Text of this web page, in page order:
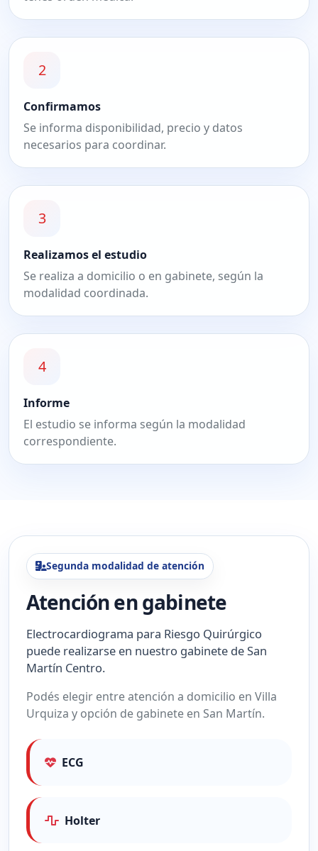
2
Confirmamos
Se informa disponibilidad, precio y datos
necesarios para coordinar.
3
Realizamos el estudio
Se realiza a domicilio o en gabinete, según la
modalidad coordinada.
4
Informe
El estudio se informa según la modalidad
correspondiente.
Segunda modalidad de atención
Atención en gabinete
Electrocardiograma para Riesgo Quirúrgico
puede realizarse en nuestro gabinete de San
Martín Centro.
Podés elegir entre atención a domicilio en Villa
Urquiza y opción de gabinete en San Martín.
ECG
Holter